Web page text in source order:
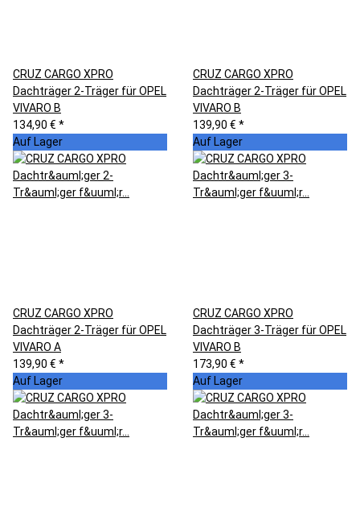
CRUZ CARGO XPRO
Dachträger 2-Träger für OPEL
VIVARO B
134,90 € *
CRUZ CARGO XPRO
Dachträger 2-Träger für OPEL
VIVARO B
139,90 € *
Auf Lager
CRUZ CARGO XPRO
Dachträger 2-Träger für OPEL
VIVARO A
139,90 € *
Auf Lager
CRUZ CARGO XPRO
Dachträger 3-Träger für OPEL
VIVARO B
173,90 € *
Auf Lager
Auf Lager